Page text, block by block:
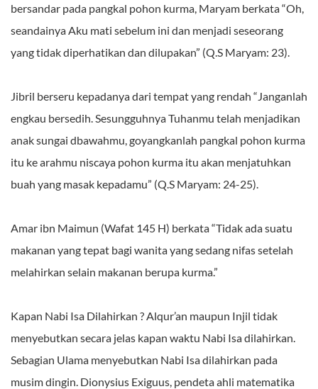
bersandar pada pangkal pohon kurma, Maryam berkata “Oh,
seandainya Aku mati sebelum ini dan menjadi seseorang
yang tidak diperhatikan dan dilupakan” (Q.S Maryam: 23).
Jibril berseru kepadanya dari tempat yang rendah “Janganlah
engkau bersedih. Sesungguhnya Tuhanmu telah menjadikan
anak sungai dbawahmu, goyangkanlah pangkal pohon kurma
itu ke arahmu niscaya pohon kurma itu akan menjatuhkan
buah yang masak kepadamu” (Q.S Maryam: 24-25).
Amar ibn Maimun (Wafat 145 H) berkata “Tidak ada suatu
makanan yang tepat bagi wanita yang sedang nifas setelah
melahirkan selain makanan berupa kurma.”
Kapan Nabi Isa Dilahirkan ? Alqur’an maupun Injil tidak
menyebutkan secara jelas kapan waktu Nabi Isa dilahirkan.
Sebagian Ulama menyebutkan Nabi Isa dilahirkan pada
musim dingin. Dionysius Exiguus, pendeta ahli matematika